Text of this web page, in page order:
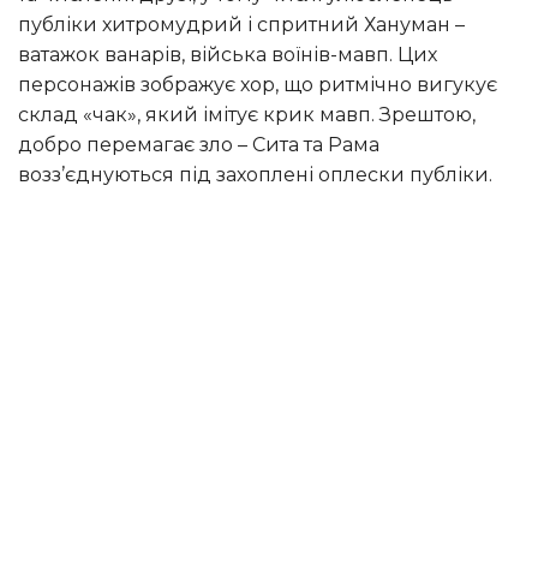
публіки хитромудрий і спритний Хануман –
ватажок ванарів, війська воїнів-мавп. Цих
персонажів зображує хор, що ритмічно вигукує
склад «чак», який імітує крик мавп. Зрештою,
добро перемагає зло – Сита та Рама
возз’єднуються під захоплені оплески публіки.